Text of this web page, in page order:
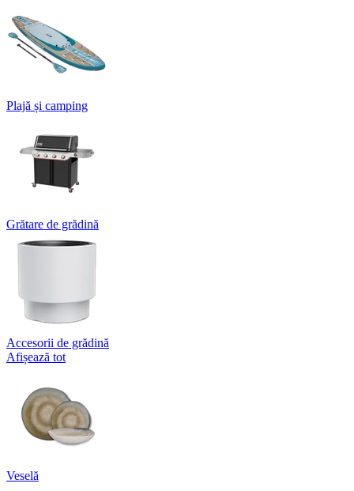
Plajă și camping
Grătare de grădină
Accesorii de grădină
Afișează tot
Veselă